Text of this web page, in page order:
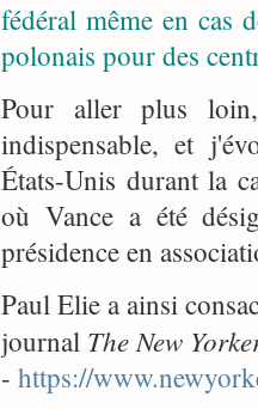
fédéral même en cas
polonais pour des
Pour aller plus
indispensable, et
États-Unis durant la
où Vance a été
présidence en
Paul Elie a ainsi
journal The New
- https://